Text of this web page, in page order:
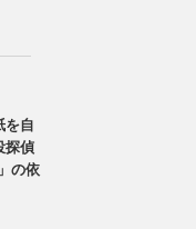
を自
探偵
の依